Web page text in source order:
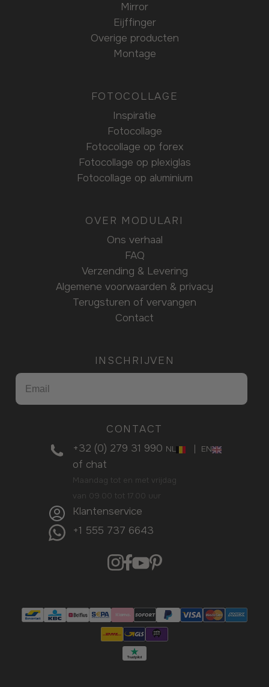
Mirror
Eijffinger
Overige producten
Montage
FOTOCOLLAGE
Inspiratie
Fotocollage
Fotocollage op forex
Fotocollage op plexiglas
Fotocollage op aluminium
OVER MODULARI
Ons verhaal
FAQ
Verzending & Levering
Algemene voorwaarden & privacy
Terugsturen of vervangen
Contact
INSCHRIJVEN
CONTACT
+32 (0) 279 31 990 NL EN
of chat
Maandag tot en met vrijdag
van 09.00 tot 17.00 uur
Klantenservice
+1 555 737 6643